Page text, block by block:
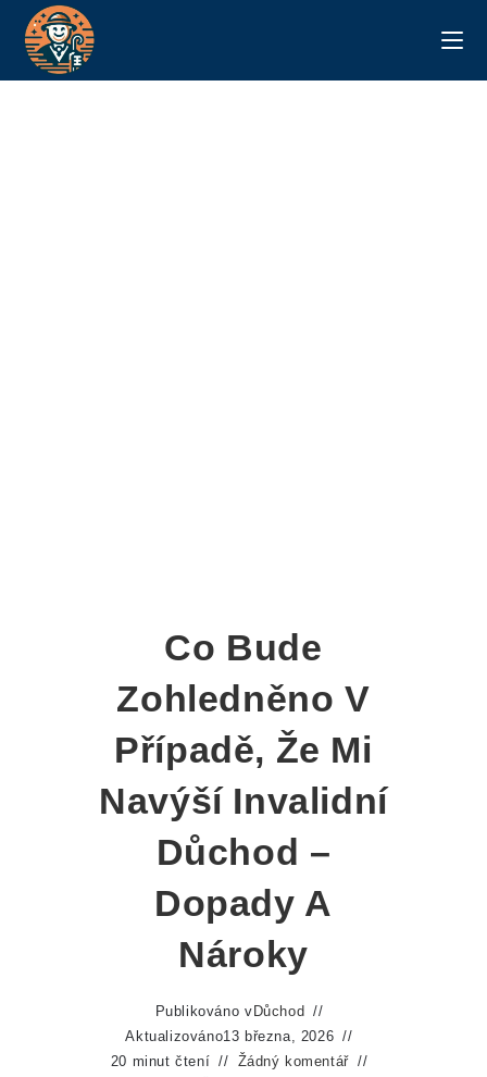
Co Bude
Zohledněno V
Případě, Že Mi
Navýší Invalidní
Důchod –
Dopady A
Nároky
Publikováno v Důchod
Aktualizováno13 března, 2026
20 minut čtení
Žádný komentář